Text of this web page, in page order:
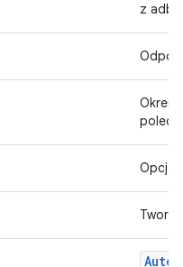
z adb.
Opcje
Auto